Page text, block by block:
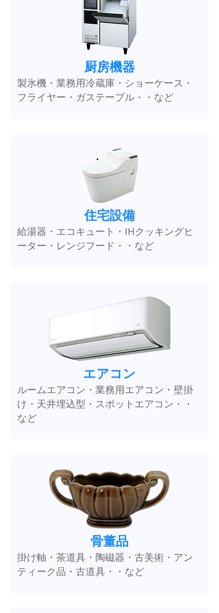
厨房機器
製氷機・業務用冷蔵庫・ショーケース・
フライヤー・ガステーブル・・など
住宅設備
給湯器・エコキュート・IHクッキングヒ
ーター・レンジフード・・など
エアコン
ルームエアコン・業務用エアコン・壁掛
け・天井埋込型・スポットエアコン・・
など
骨董品
掛け軸・茶道具・陶磁器・古美術・アン
ティーク品・古道具・・など